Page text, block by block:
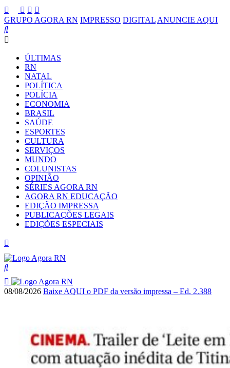
GRUPO AGORA RN IMPRESSO DIGITAL ANUNCIE AQUI
ÚLTIMAS
RN
NATAL
POLÍTICA
POLÍCIA
ECONOMIA
BRASIL
SAÚDE
ESPORTES
CULTURA
SERVIÇOS
MUNDO
COLUNISTAS
OPINIÃO
SÉRIES AGORA RN
AGORA RN EDUCAÇÃO
EDIÇÃO IMPRESSA
PUBLICAÇÕES LEGAIS
EDIÇÕES ESPECIAIS
08/08/2026 Baixe AQUI o PDF da versão impressa – Ed. 2.388